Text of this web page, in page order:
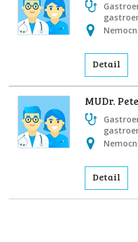
Detail
MUDr.
Detail